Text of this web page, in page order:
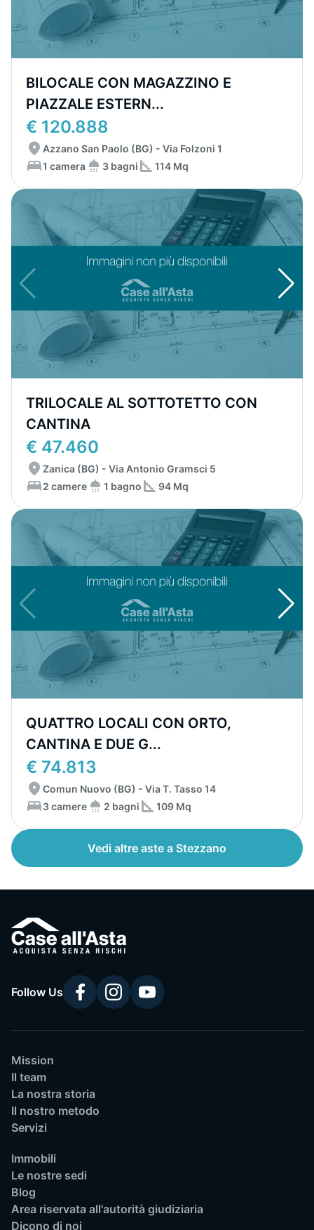
BILOCALE CON MAGAZZINO E
PIAZZALE ESTERN...
€ 120.888
Azzano San Paolo (BG) - Via Folzoni 1
1 camera
3 bagni 114 Mq
TRILOCALE AL SOTTOTETTO CON
CANTINA
€ 47.460
Zanica (BG) - Via Antonio Gramsci 5
2 camere
1 bagno 94 Mq
QUATTRO LOCALI CON ORTO,
CANTINA E DUE G...
€ 74.813
Comun Nuovo (BG) - Via T. Tasso 14
3 camere
2 bagni 109 Mq
Vedi altre aste a Stezzano
Follow Us
Mission
Il team
La nostra storia
Il nostro metodo
Servizi
Immobili
Le nostre sedi
Blog
Area riservata all'autorità giudiziaria
Dicono di noi